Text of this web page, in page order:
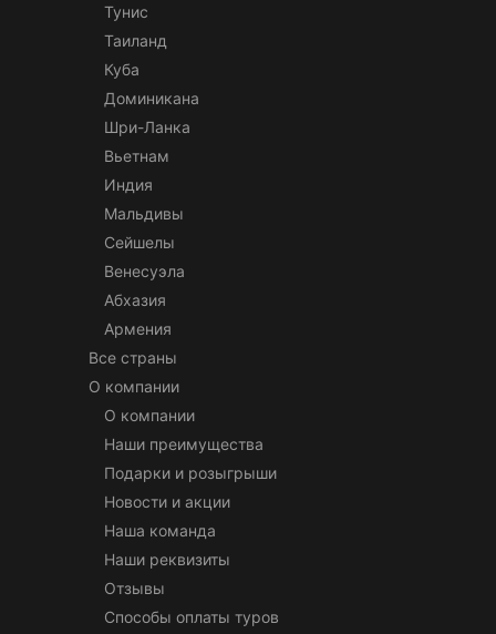
Тунис
Таиланд
Куба
Доминикана
Шри-Ланка
Вьетнам
Индия
Мальдивы
Сейшелы
Венесуэла
Абхазия
Армения
Все страны
О компании
О компании
Наши преимущества
Подарки и розыгрыши
Новости и акции
Наша команда
Наши реквизиты
Отзывы
Способы оплаты туров